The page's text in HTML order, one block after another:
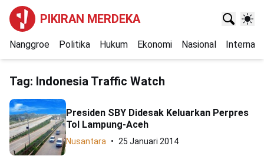
PIKIRAN MERDEKA
Nanggroe Politika Hukum Ekonomi Nasional
Tag: Indonesia Traffic Watch
Presiden SBY Didesak Keluarkan Perpres
Tol Lampung-Aceh
Nusantara 25 Januari 2014